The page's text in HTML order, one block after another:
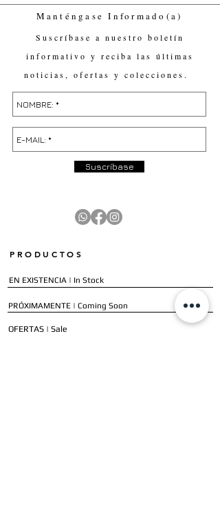
Manténgase Informado(a)
Suscríbase a nuestro boletín
informativo y reciba las últimas
noticias, ofertas y colecciones.
Suscríbase
PRODUCTOS
EN EXISTENCIA | In Stock
PRÓXIMAMENTE | Coming Soon
OFERTAS | Sale